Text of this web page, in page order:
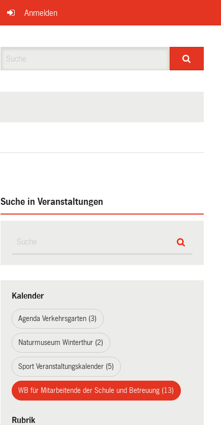
Anmelden
Suche in Veranstaltungen
Kalender
Agenda Verkehrsgarten (3)
Naturmuseum Winterthur (2)
Sport Veranstaltungskalender (5)
WB für Mitarbeitende der Schule und Betreuung (13)
Rubrik